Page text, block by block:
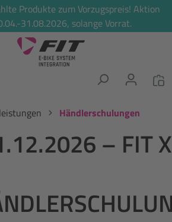
Produkte zum Vorzugspreis! Aktion
31.08.2026, solange Vorrat.
Händlerschulungen
– FIT X